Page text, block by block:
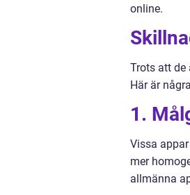
online.
Trots att de
Här är
1.
Vissa
mer
allmänna